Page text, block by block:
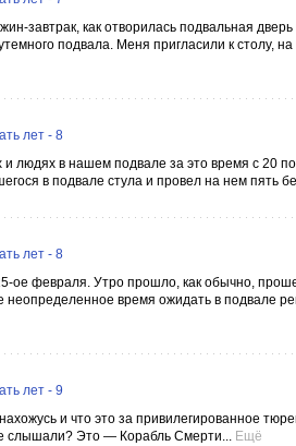
завтрак, как отворилась подвальная
подвала. Меня пригласили к столу,
лет - 8
и людях в нашем подвале за это время с 20
в подвале стула и провел на нем пять
лет - 8
ое февраля. Утро прошло, как обычно,
неопределенное время ожидать в подвале
лет - 9
нахожусь и что это за привилегированное
слышали? Это — Корабль Смерти... Ещё